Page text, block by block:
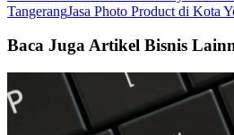
TangerangJasa Photo Product di Kota
Baca Juga Artikel Bisnis